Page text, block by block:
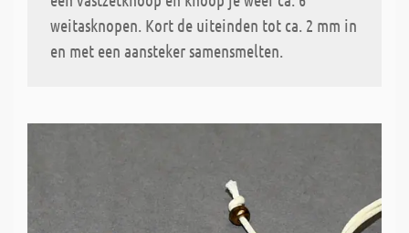
weitasknopen. Kort de uiteinden tot ca. 2 mm in
en met een aansteker samensmelten.